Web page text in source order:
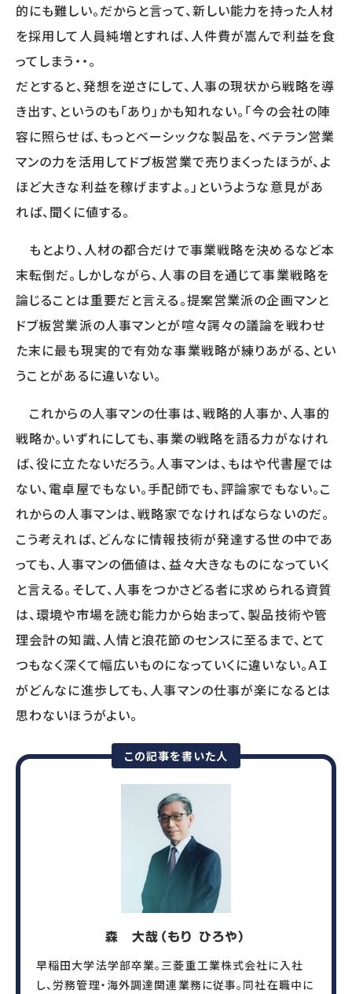
CONTACT
サービスに関するご相談や
資料請求をご希望の方は
無料相談フォーム
資料請求をする
書籍紹介
的にも難しい。だからと言って、新しい能力を持った人材
を採用して人員純増とすれば、人件費が嵩んで利益を食
ってしまう・・。
だとすると、発想を逆さにして、人事の現状から戦略を導
き出す、というのも「あり」かも知れない。「今の会社の陣
容に照らせば、もっとベーシックな製品を、ベテラン営業
マンの力を活用してドブ板営業で売りまくったほうが、よ
ほど大きな利益を稼げますよ。」というような意見があ
れば、聞くに値する。
もとより、人材の都合だけで事業戦略を決めるなど本
末転倒だ。しかしながら、人事の目を通じて事業戦略を
論じることは重要だと言える。提案営業派の企画マンと
ドブ板営業派の人事マンとが喧々諤々の議論を戦わせ
た末に最も現実的で有効な事業戦略が練りあがる、とい
うことがあるに違いない。
これからの人事マンの仕事は、戦略的人事か、人事的
戦略か。いずれにしても、事業の戦略を語る力がなけれ
ば、役に立たないだろう。人事マンは、もはや代書屋では
ない、電卓屋でもない。手配師でも、評論家でもない。こ
れからの人事マンは、戦略家でなければならないのだ。
こう考えれば、どんなに情報技術が発達する世の中であ
っても、人事マンの価値は、益々大きなものになっていく
と言える。そして、人事をつかさどる者に求められる資質
は、環境や市場を読む能力から始まって、製品技術や管
理会計の知識、人情と浪花節のセンスに至るまで、とて
つもなく深くて幅広いものになっていくに違いない。ＡＩ
がどんなに進歩しても、人事マンの仕事が楽になるとは
思わないほうがよい。
この記事を書いた人
森 大哉（もり ひろや）
早稲田大学法学部卒業。三菱重工業株式会社に入社
し、労務管理・海外調達関連業務に従事。同社在職中に